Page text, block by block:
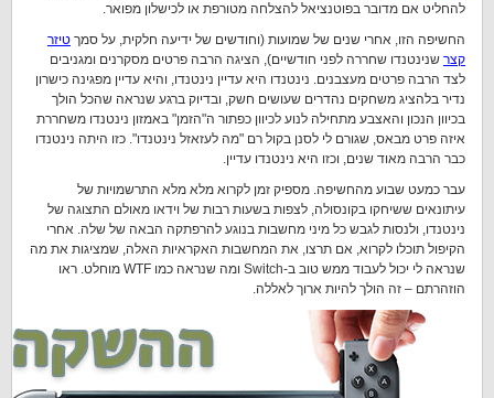
להחליט אם מדובר בפוטנציאל להצלחה מטורפת או לכישלון מפואר.
החשיפה הזו, אחרי שנים של שמועות (וחודשים של ידיעה חלקית, על סמך טיזר
קצר שנינטנדו שחררה לפני חודשיים), הציגה הרבה פרטים מסקרנים ומגניבים
לצד הרבה פרטים מעצבנים. נינטנדו היא עדיין נינטנדו, והיא עדיין מפגינה כישרון
נדיר בלהציג משחקים נהדרים שעושים חשק, ובדיוק ברגע שנראה שהכל הולך
בכיוון הנכון והאצבע מתחילה לנוע לכיוון כפתור ה"הזמן" באמזון נינטנדו משחררת
איזה פרט מבאס, שגורם לי לסנן בקול רם "מה לעזאזל נינטנדו". כזו היתה נינטנדו
כבר הרבה מאוד שנים, וכזו היא נינטנדו עדיין.
עבר כמעט שבוע מהחשיפה. מספיק זמן לקרוא מלא מלא התרשמויות של
עיתונאים ששיחקו בקונסולה, לצפות בשעות רבות של וידאו מאולם התצוגה של
נינטנדו, ולנסות לגבש כל מיני מחשבות בנוגע להרפתקה הבאה של שלה. אחרי
הקיפול תוכלו לקרוא, אם תרצו, את המחשבות האקראיות האלה, שמציגות את מה
שנראה לי יכול לעבוד ממש טוב ב-Switch ומה שנראה כמו WTF מוחלט. ראו
הוזהרתם – זה הולך להיות ארוך לאללה.